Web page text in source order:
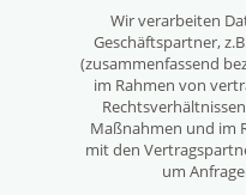
Wir verarbeiten
Geschäftspartner,
(zusammenfassend
im Rahmen von
Maßnahmen und im
mit den
um